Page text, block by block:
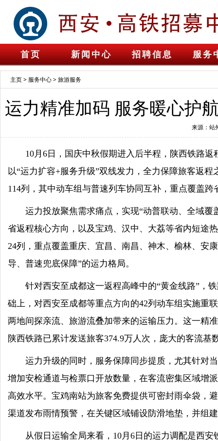
首页 新闻中心 招聘信息 服务
主页> 服务中心>旅游服务
运力精准加码 服务暖心护
来源：站
10月6日，国庆中秋假期进入后半程，陕西铁路
以“运力扩容+服务升级”双线发力，全力保障旅客返
114列，其中动车组与普速列车协同互补，重点覆盖
运力投放聚焦需求痛点，实现“动普联动、全域
省返程核心方向，以及宝鸡、汉中、大荔等省内短途
24列，重点覆盖重庆、宜昌、南昌、神木、榆林、安
导、普速兜底保障”的运力格局。
针对西安至成都这一返程高峰中的“黄金线路”，
础上，对西安至成都等重点方向的42列动车组实施重
两地间探亲流、旅游流叠加带来的运输压力。这一精
陕西铁路已累计发送旅客374.9万人次，庞大的客流
运力升级的同时，服务保障同步提质，尤其针对
增加安检通道与检票口开放数量，在客流密集区域增
高效水平。宝鸡南站为旅客免费提供可密封雨伞袋，
渠道发布雨情预警，在关键区域铺设防滑地垫，并组
从假日运输全局来看，10月6日的运力调配是西